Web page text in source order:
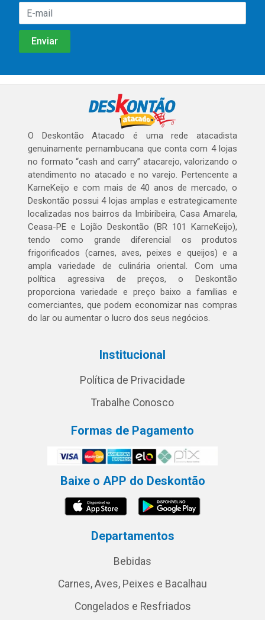
O Deskontão Atacado é uma rede atacadista
genuinamente pernambucana que conta com 4 lojas
no formato “cash and carry” atacarejo, valorizando o
atendimento no atacado e no varejo. Pertencente a
KarneKeijo e com mais de 40 anos de mercado, o
Deskontão possui 4 lojas amplas e estrategicamente
localizadas nos bairros da Imbiribeira, Casa Amarela,
Ceasa-PE e Lojão Deskontão (BR 101 KarneKeijo),
tendo como grande diferencial os produtos
frigorificados (carnes, aves, peixes e queijos) e a
ampla variedade de culinária oriental. Com uma
política agressiva de preços, o Deskontão
proporciona variedade e preço baixo a famílias e
comerciantes, que podem economizar nas compras
do lar ou aumentar o lucro dos seus negócios.
Institucional
Política de Privacidade
Trabalhe Conosco
Formas de Pagamento
Baixe o APP do Deskontão
Departamentos
Bebidas
Carnes, Aves, Peixes e Bacalhau
Congelados e Resfriados